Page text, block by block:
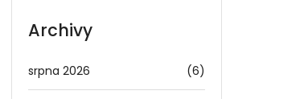
Archivy
srpna 2026 (6)